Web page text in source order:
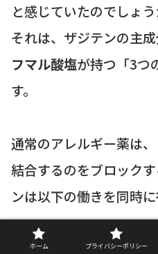
と感じていたのでしょう
それは、ザジテンの主
フマル酸塩が持つ「3つ
す。
通常のアレルギー薬は
結合するのをブロック
ンは以下の働きを同時に
抗ヒスタミン作用：
ホーム プライバシーポリシー